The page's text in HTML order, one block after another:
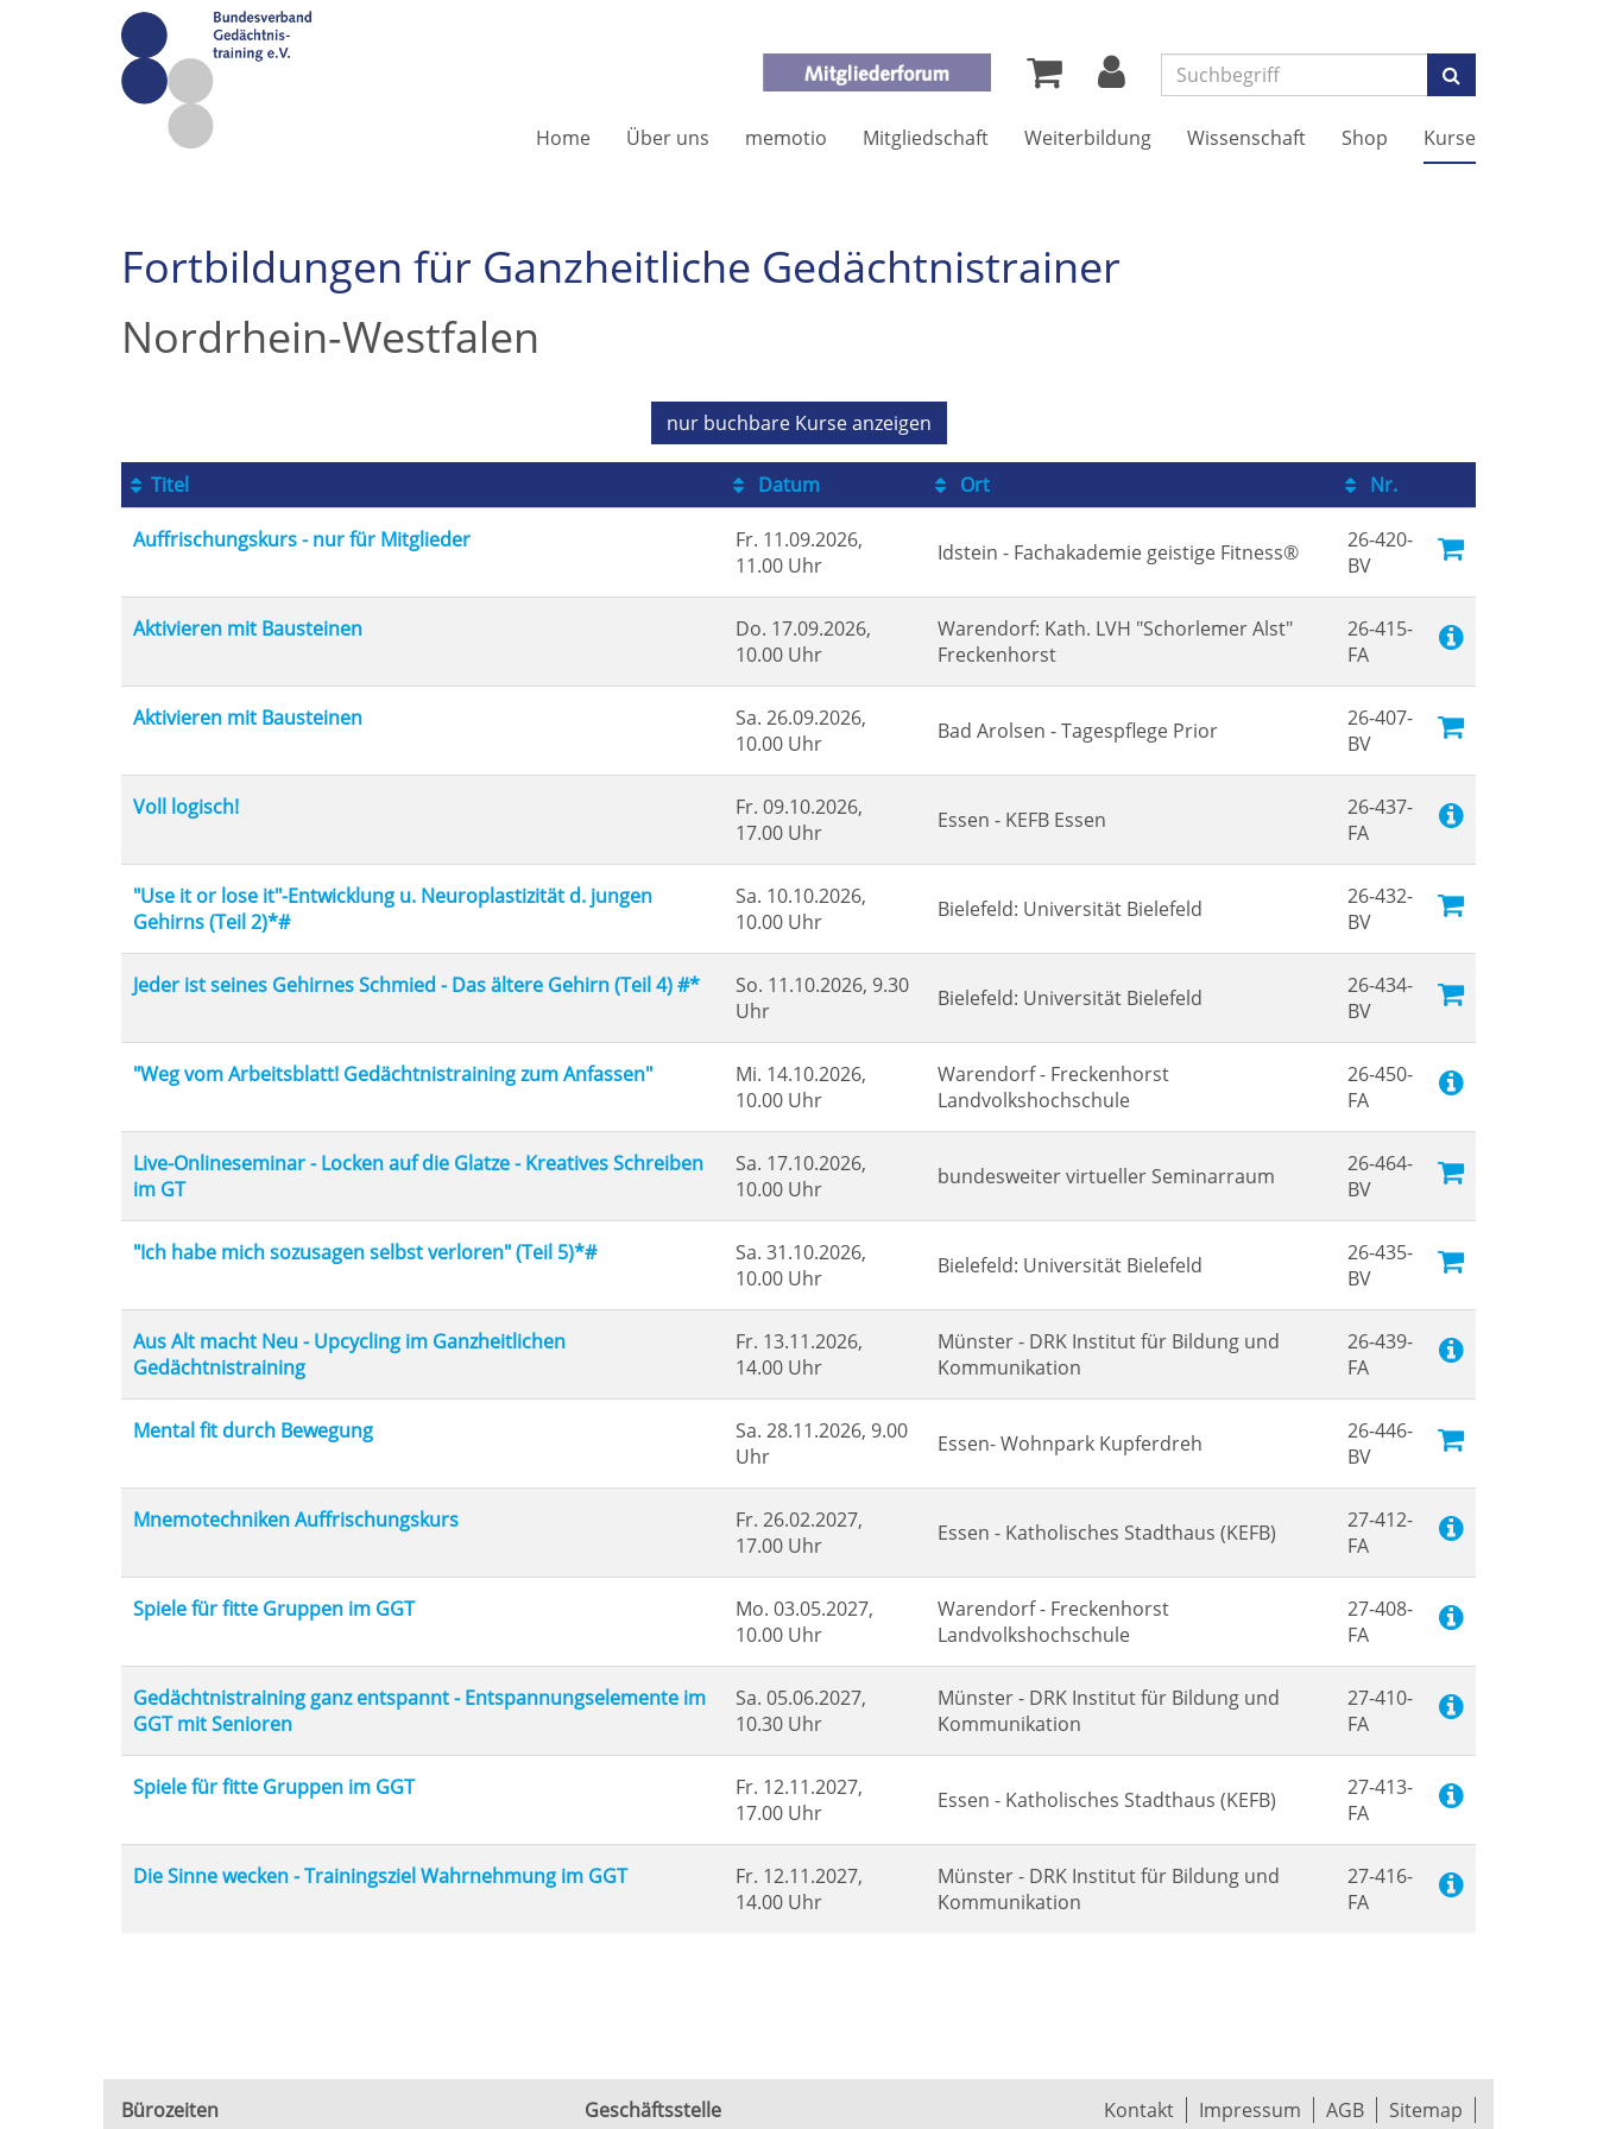
Suchen
Home Über uns memotio Mitgliedschaft Weiterbildung Wissenschaft Shop Kurse
Fortbildungen für Ganzheitliche Gedächtnistrainer
Nordrhein-Westfalen
nur buchbareKurse anzeigen
Tabellenüberschriften
sortiert
werden.
Titel Datum Ort
Nr.
Kursstatus
Auffrischungskurs - nur für Mitglieder
Fr. 11.09.2026,
11.00 Uhr
Idstein - Fachakademie geistige Fitness®
26-420-
BV
Aktivieren mit Bausteinen Do. 17.09.2026,
10.00 Uhr
Warendorf: Kath. LVH "Schorlemer Alst"
Freckenhorst
26-415-
FA
Aktivieren mit Bausteinen Sa. 26.09.2026,
10.00 Uhr
Bad Arolsen - Tagespflege Prior
26-407-
BV
Voll logisch! Fr. 09.10.2026,
17.00 Uhr
Essen - KEFB Essen
26-437-
FA
"Use it or lose it"-Entwicklung u. Neuroplastizität d. jungen
Gehirns (Teil 2)*#
Sa. 10.10.2026,
10.00 Uhr
Bielefeld: Universität Bielefeld
26-432-
BV
Jeder ist seines Gehirnes Schmied - Das ältere Gehirn (Teil 4) #* So. 11.10.2026, 9.30
Uhr
Bielefeld: Universität Bielefeld
26-434-
BV
"Weg vom Arbeitsblatt! Gedächtnistraining zum Anfassen" Mi. 14.10.2026,
10.00 Uhr
Warendorf - Freckenhorst
Landvolkshochschule
26-450-
FA
Live-Onlineseminar - Locken auf die Glatze - Kreatives Schreiben
im GT
Sa. 17.10.2026,
10.00 Uhr
bundesweiter virtueller Seminarraum
26-464-
BV
"Ich habe mich sozusagen selbst verloren" (Teil 5)*# Sa. 31.10.2026,
10.00 Uhr
Bielefeld: Universität Bielefeld
26-435-
BV
Aus Alt macht Neu - Upcycling im Ganzheitlichen
Gedächtnistraining
Fr. 13.11.2026,
14.00 Uhr
Münster - DRK Institut für Bildung und
Kommunikation
26-439-
FA
Mental fit durch Bewegung Sa. 28.11.2026, 9.00
Uhr
Essen- Wohnpark Kupferdreh
26-446-
BV
Mnemotechniken Auffrischungskurs Fr. 26.02.2027,
17.00 Uhr
Essen - Katholisches Stadthaus (KEFB)
27-412-
FA
Spiele für fitte Gruppen im GGT Mo. 03.05.2027,
10.00 Uhr
Warendorf - Freckenhorst
Landvolkshochschule
27-408-
FA
Gedächtnistraining ganz entspannt - Entspannungselemente im
GGT mit Senioren
Sa. 05.06.2027,
10.30 Uhr
Münster - DRK Institut für Bildung und
Kommunikation
27-410-
FA
Spiele für fitte Gruppen im GGT Fr. 12.11.2027,
17.00 Uhr
Essen - Katholisches Stadthaus (KEFB)
27-413-
FA
Die Sinne wecken - Trainingsziel Wahrnehmung im GGT Fr. 12.11.2027,
14.00 Uhr
Münster - DRK Institut für Bildung und
Kommunikation
27-416-
FA
Bürozeiten Geschäftsstelle Kontakt Impressum AGB Sitemap